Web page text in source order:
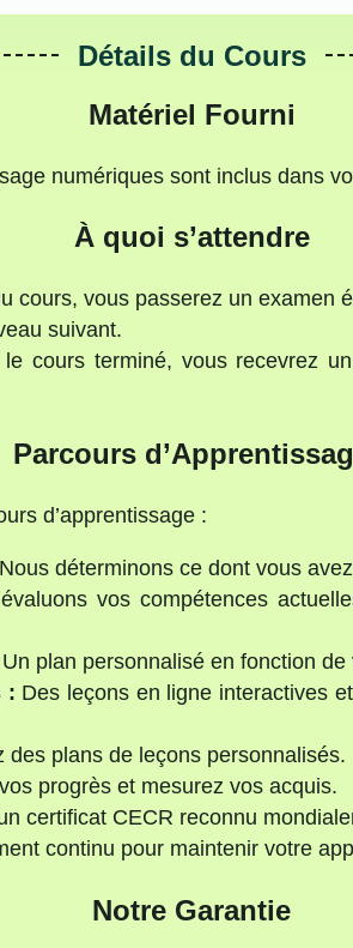
Détails du Cours
Matériel Fourni
numériques sont inclus dans
À quoi s’attendre
cours, vous passerez un examen
suivant.
cours terminé, vous recevrez
Parcours
d’apprentissage :
Nous déterminons ce dont vous
vos compétences
Un plan personnalisé en fonction de
: Des leçons en ligne interactives
des plans de leçons personnalisés.
progrès et mesurez vos acquis.
certificat CECR reconnu
continu pour maintenir votre
Notre Garantie